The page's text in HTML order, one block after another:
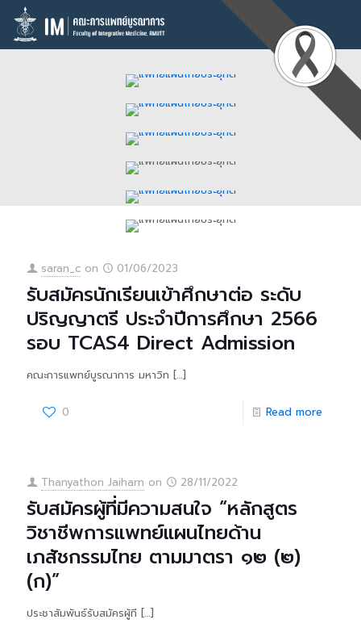
saran_c on 01/06/2023
รับสมัครนักเรียนเข้าศึกษาต่อ ระดับ
ปริญญาตรี ประจำปีการศึกษา 2566
รอบ TCAS4 Direct Admission
คณะการแพทย์บูรณาการ มหาวิท […]
0 Read more
Thanyathon Jaiharn on 28/11/2022
รับสมัครผู้ที่มีความสนใจ “หลักสูตร
วิชาชีพการแพทย์แผนไทยด้าน
เภสัชกรรมไทย ตามมาตรา ๑๒ (๒)
(ก)”
ประชาสัมพันธ์รับสมัครผู้ที […]